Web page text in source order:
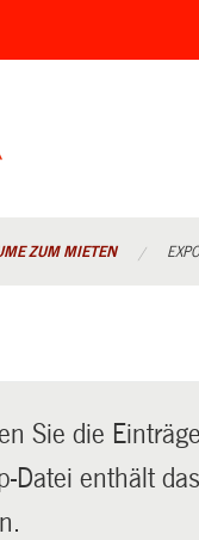
ZUM MIETEN
Sie die
Datei enthält